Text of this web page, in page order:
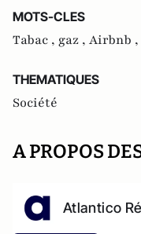
MOTS-CLES
Tabac , gaz , Airbnb ,
THEMATIQUES
Société
A PROPOS
Atlantico